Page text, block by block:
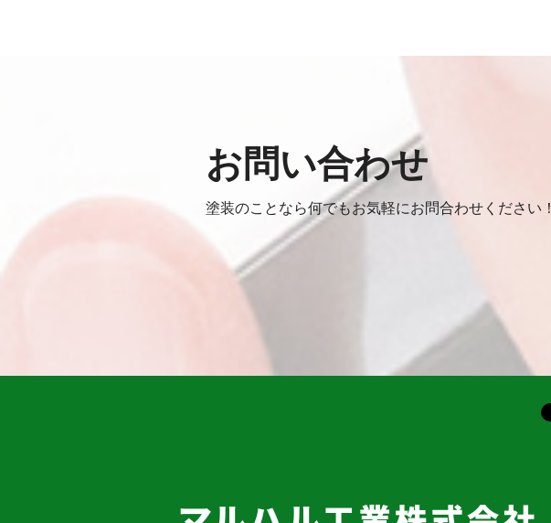
お問い合わせ
塗装のことなら何でもお気軽にお問合わせください！